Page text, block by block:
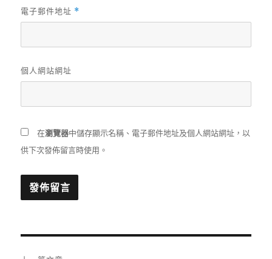
電子郵件地址 *
個人網站網址
在瀏覽器中儲存顯示名稱、電子郵件地址及個人網站網址，以
供下次發佈留言時使用。